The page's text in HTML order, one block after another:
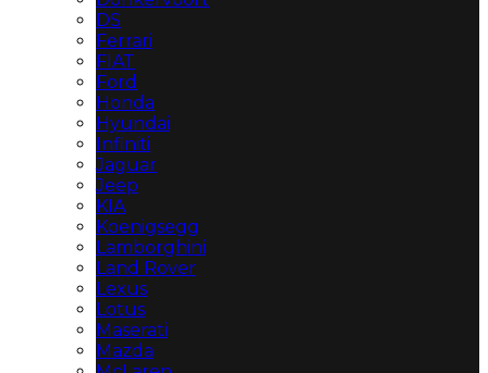
DS
Ferrari
FIAT
Ford
Honda
Hyundai
Infiniti
Jaguar
Jeep
KIA
Koenigsegg
Lamborghini
Land Rover
Lexus
Lotus
Maserati
Mazda